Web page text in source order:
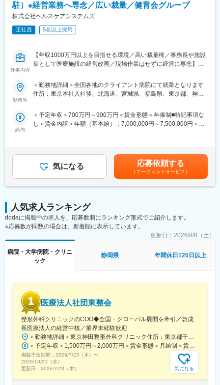
幅年収UPが見込める環境となります。
■経営をサポートするシステム
同社独自の病院経営管理システム『Mil-Feel』（ミル・フィール）
を使い、BSC（バランスド・スコアカード）に基づいた独自の5つ
医療の質向上を図る直接支援が可能です。
■病院経営管理システム『Mil-Feel』（ミル・フィール）とは
技術と、ヘルスケアシステムズの病院経営実績から得たノウハウ
を基に生まれた独自のシステムです。
・BSCによる分析をベースに支援を展開。主に業務効率化・コス
ト削減を目的として改革に取り組んで頂きます。
・病院経営改善を目的とし、医療機関に常駐し継続的に経営実務
を行うことができる。
駐）※経営業務へ専念／広い裁量／健育会グループ
株式会社ヘルスケアシステムズ
正社員 5名以上採用
仕事内容
【年収1000万円以上を目指せる環境／高い裁量権／事務長や施設
長として医療施設の経営改善／現場作業はせずに経営に専念】
運営・人材等の観点から、業務改善を実施頂きます。経営を「現
場から」改善していくコンサルティング業務をお任せいたしま
■職務詳細
数年のスパンで同社が所属する「健育会グループ」の病院に常駐
みです。経営管理の手法であるバランススコアカード（BSC）に
よる分析をベースに、理論だけでなく実際の経営改善に至るまで
直接支援します。病院経営改善に必要な資料、ノウハウは全て当
社に揃っています。自ら進んでそれらを吸収、活用し自身の力を
■大幅年収UPが見込める環境
入社後数年で年収1000万円超になった事例もあり、実績次第で大
幅年収UPが見込める環境となります。
同社独自の病院経営管理システム『Mil-Feel』（ミル・フィール）
を使い、BSC（バランスド・スコアカード）に基づいた独自の5つ
の視点を管理することで迅速な問題解決を行い、運営の効率化と
フューチャーアーキテクト株式会社（旧フューチャーシステムコ
ンサルティング株式会社）の経営支援を通じた情報システム構築
技術と、ヘルスケアシステムズの病院経営実績から得たノウハウ
を基に生まれた独自のシステムです。
■当社の特徴
・BSCによる分析をベースに支援を展開。主に業務効率化・コス
ト削減を目的として改革に取り組んで頂きます。
・病院の経営受託を核として周辺サービスを展開し、地域で統合
ケアサービスを提供する事業展開を目指しています。快適・安
全・安心を追求した介護付き有料老人ホームも運営しておりま
勤務地
＜勤務地詳細＞全国各地のクライアント病院にて就業となります
住所：東京本社入社後、北海道、宮城県、福島県、東京都、神奈
社の定める事業所
給与
＜予定年収＞700万円～900万円＜賃金形態＞年俸制■特記事項な
し＜賃金内訳＞年額（基本給）：7,000,000円～7,500,000円＜月
気になる 応募依頼する
（エージェントサービス）
人気求人ランキング
dodaに掲載中の求人を、応募数順にランキング形式でご紹介します。
※応募数が同数の場合は、新着順に表示しています。
更新日： 2026/8/8（土）
病院・大学病院・クリニ
ック
静岡県 年間休日120日以上
医療法人社団東整会
整形外科クリニックのCOO◆全国・グローバル展開を牽引／急成
長医療法人の経営中核／業界未経験歓迎
＜勤務地詳細＞東京神田整形外科クリニック住所：東京都千代田区鍛冶町2丁目8-6 メディカルプライム神田3F勤務地最寄駅：JR山手線／神田駅受動喫煙対策：屋内全面禁煙変更の範囲：会社の定める事業所
＜予定年収＞1,500万円～2,000万円＜賃金形態＞月給制＜賃金内訳＞月額（基本給）：1,200,000円～1,500,000円＜月給＞1,200,000円～1,500,000円＜昇給有無＞有＜残業手当＞有＜給与補足＞※経験やスキルを考慮して決定します。■昇給：年1回■賞与：年2回賃金はあくまでも目安の金額であり、選考を通じて上下する可能性があります。月給(月額)は固定手当を含めた表記です。
掲載予定期間： 2026/7/23（木） 〜
2026/10/21（水）
更新日： 2026/7/23（木） 気になる